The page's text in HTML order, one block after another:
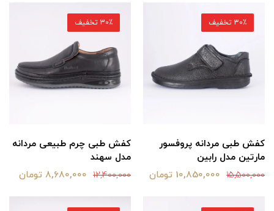
کفش طبی مردانه پروفسور
مارتین مدل رابین
15,500,000 10,850,000 تومان
30٪ تخفیف
کفش طبی چرم طبیعی مردانه
مدل سهند
12,400,000 8,680,000 تومان
30٪ تخفیف